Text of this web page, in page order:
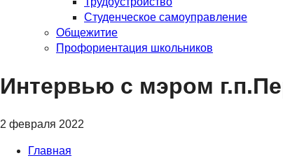
Студенческое самоуправление
Общежитие
Профориентация школьников
Интервью с мэром
2 февраля 2022
Главная